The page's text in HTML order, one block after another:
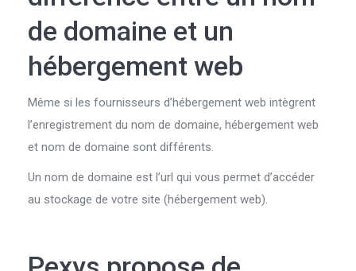
de domaine et un
hébergement web
Même si les fournisseurs d’hébergement web intègrent
l’enregistrement du nom de domaine, hébergement web
et nom de domaine sont différents.
Un nom de domaine est l’url qui vous permet d’accéder
au stockage de votre site (hébergement web).